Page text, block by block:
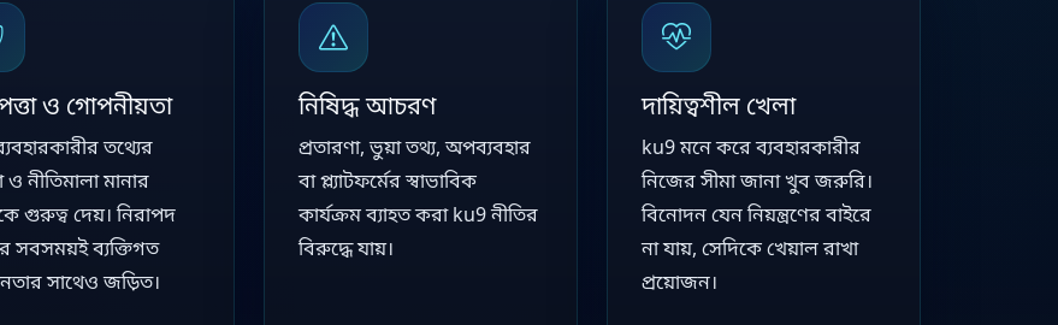
ও গোপনীয়তা
তথ্যের
ও নীতিমালা মানার
গুরুত্ব দেয়। নিরাপদ
সবসময়ই ব্যক্তিগত
সাথেও জড়িত।
নিষিদ্ধ আচরণ
প্রতারণা, ভুয়া তথ্য, অপব্যবহার
বা প্ল্যাটফর্মের স্বাভাবিক
কার্যক্রম ব্যাহত করা ku9 নীতির
বিরুদ্ধে যায়।
দায়িত্বশীল খেলা
ku9 মনে করে ব্যবহারকারীর
নিজের সীমা জানা খুব জরুরি।
বিনোদন যেন নিয়ন্ত্রণের বাইরে
না যায়, সেদিকে খেয়াল রাখা
প্রয়োজন।